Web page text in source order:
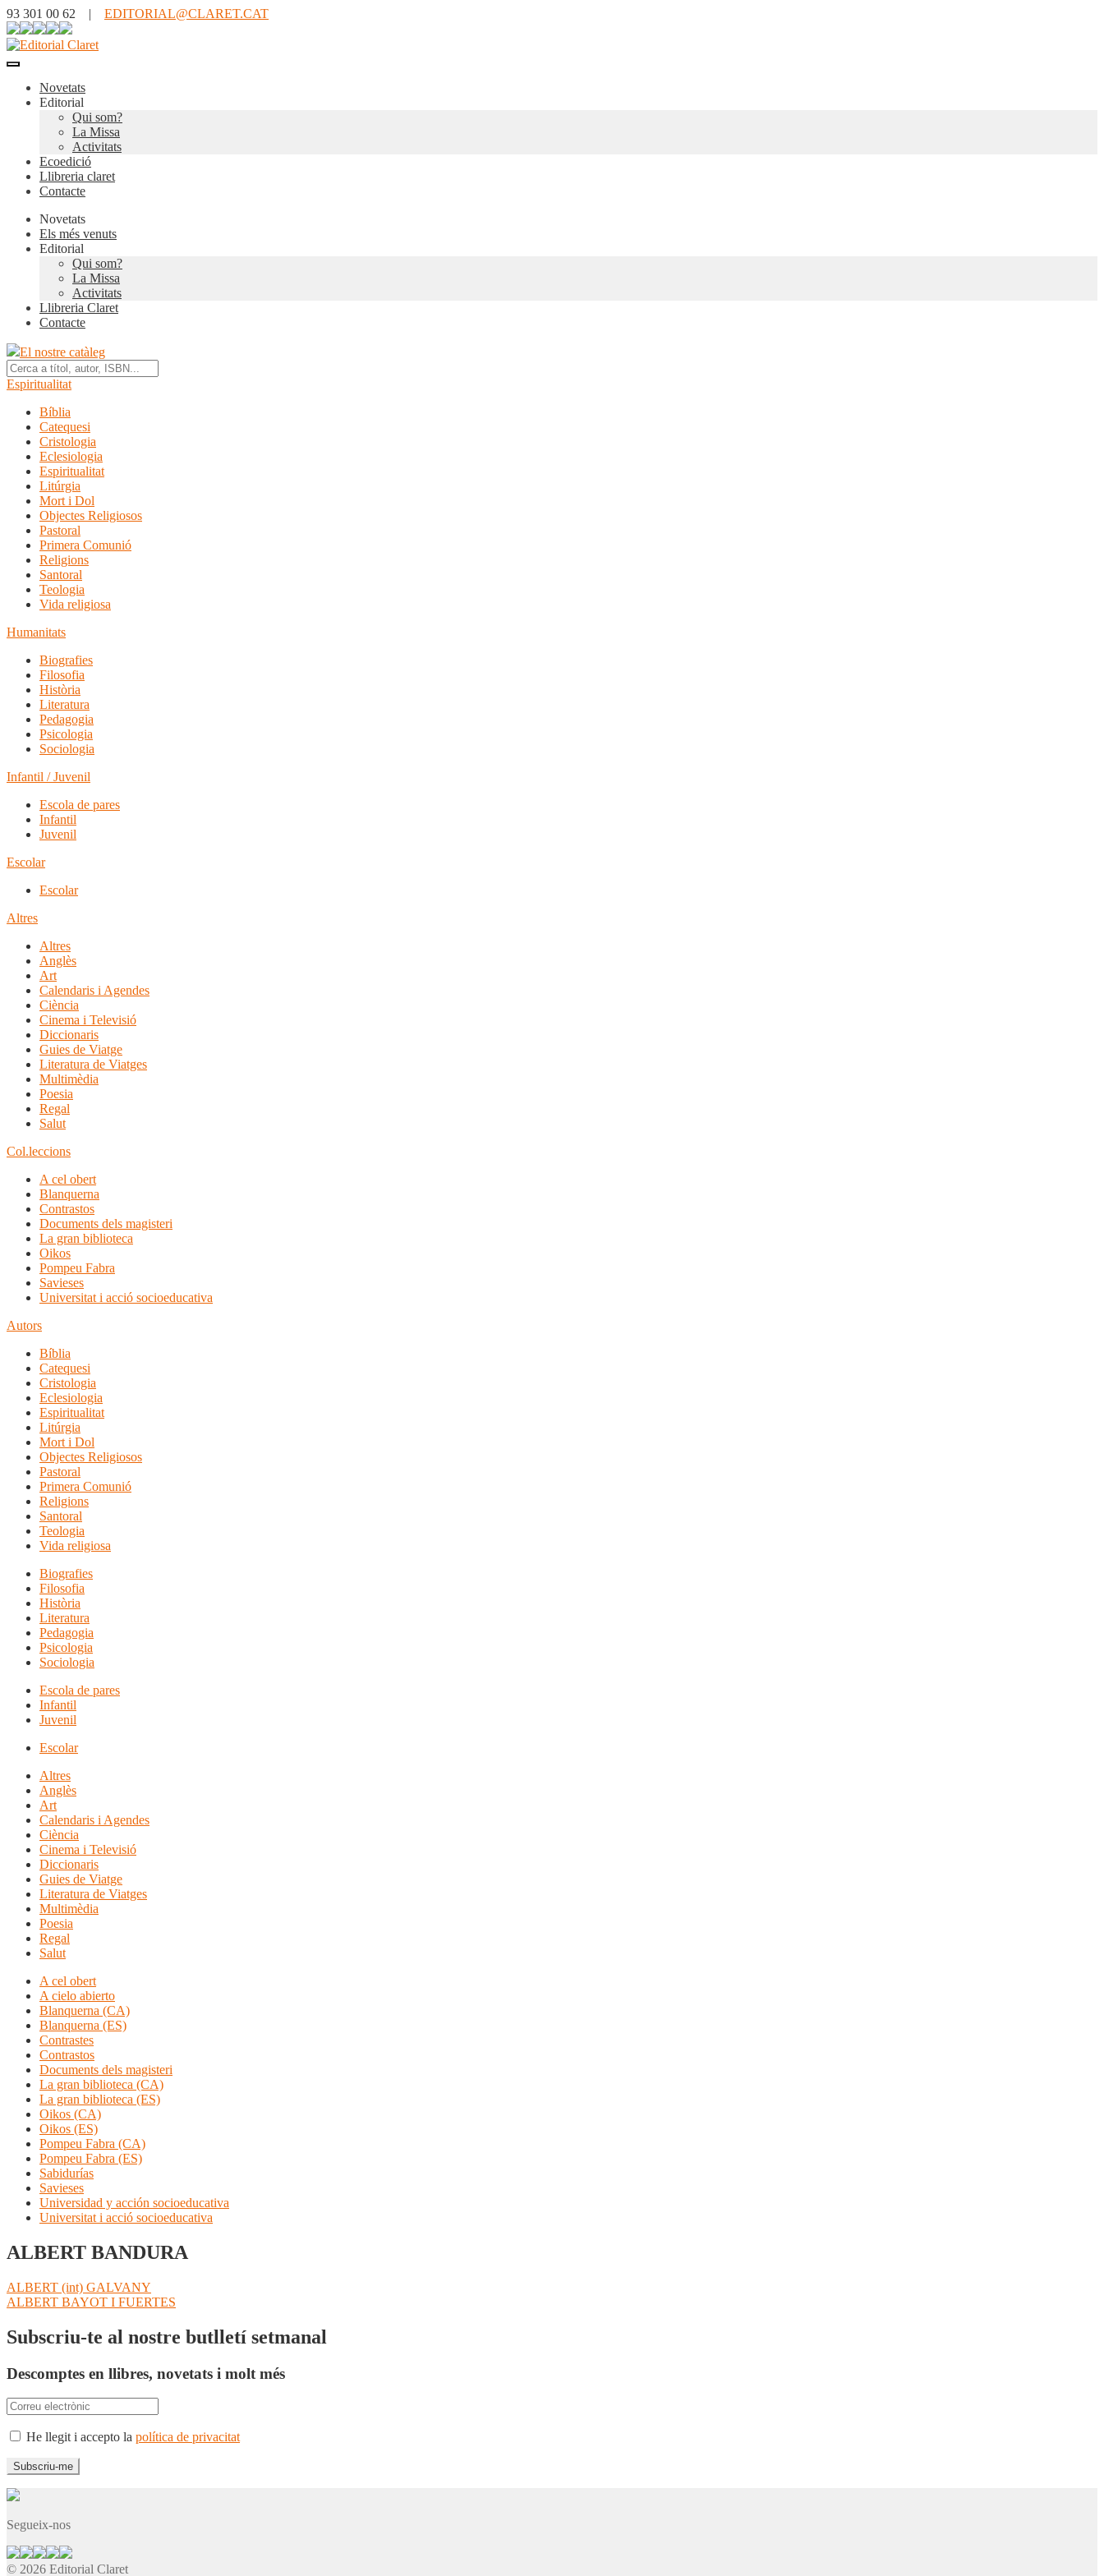
93 301 00 62 | EDITORIAL@CLARET.CAT
Novetats
Editorial
Qui som?
La Missa
Activitats
Ecoedició
Llibreria claret
Contacte
Novetats
Els més venuts
Editorial
Qui som?
La Missa
Activitats
Llibreria Claret
Contacte
El nostre catàleg
Espiritualitat
Bíblia
Catequesi
Cristologia
Eclesiologia
Espiritualitat
Litúrgia
Mort i Dol
Objectes Religiosos
Pastoral
Primera Comunió
Religions
Santoral
Teologia
Vida religiosa
Humanitats
Biografies
Filosofia
Història
Literatura
Pedagogia
Psicologia
Sociologia
Infantil / Juvenil
Escola de pares
Infantil
Juvenil
Escolar
Escolar
Altres
Altres
Anglès
Art
Calendaris i Agendes
Ciència
Cinema i Televisió
Diccionaris
Guies de Viatge
Literatura de Viatges
Multimèdia
Poesia
Regal
Salut
Col.leccions
A cel obert
Blanquerna
Contrastos
Documents dels magisteri
La gran biblioteca
Oikos
Pompeu Fabra
Savieses
Universitat i acció socioeducativa
Autors
Bíblia
Catequesi
Cristologia
Eclesiologia
Espiritualitat
Litúrgia
Mort i Dol
Objectes Religiosos
Pastoral
Primera Comunió
Religions
Santoral
Teologia
Vida religiosa
Biografies
Filosofia
Història
Literatura
Pedagogia
Psicologia
Sociologia
Escola de pares
Infantil
Juvenil
Escolar
Altres
Anglès
Art
Calendaris i Agendes
Ciència
Cinema i Televisió
Diccionaris
Guies de Viatge
Literatura de Viatges
Multimèdia
Poesia
Regal
Salut
A cel obert
A cielo abierto
Blanquerna (CA)
Blanquerna (ES)
Contrastes
Contrastos
Documents dels magisteri
La gran biblioteca (CA)
La gran biblioteca (ES)
Oikos (CA)
Oikos (ES)
Pompeu Fabra (CA)
Pompeu Fabra (ES)
Sabidurías
Savieses
Universidad y acción socioeducativa
Universitat i acció socioeducativa
ALBERT BANDURA
Navegació
d'entrades
Entrada
anterior:
ALBERT (int) GALVANY
Pròxima
ALBERT BAYOT I FUERTES
Subscriu-te al nostre butlletí setmanal
Descomptes en llibres, novetats i molt més
He llegit i accepto la política de privacitat
Segueix-nos
© 2026 Editorial Claret